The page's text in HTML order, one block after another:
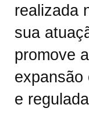
realizada
sua
promove
expansão
e